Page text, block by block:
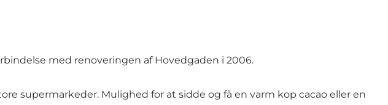
med renoveringen af Hovedgaden i 2006.
supermarkeder. Mulighed for at sidde og få en varm kop cacao eller en